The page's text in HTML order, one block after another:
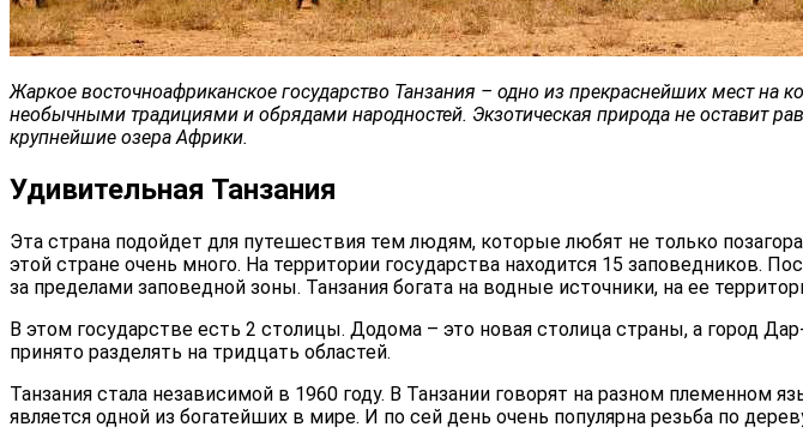
Жаркое восточноафриканское государство Танзания – одно из прекраснейших мест на
необычными традициями и обрядами народностей. Экзотическая природа не оставит
крупнейшие озера Африки.
Удивительная Танзания
Эта страна подойдет для путешествия тем людям, которые любят не только
этой стране очень много. На территории государства находится 15
за пределами заповедной зоны. Танзания богата на водные источники, на ее
В этом государстве есть 2 столицы. Додома – это новая столица страны, а город
принято разделять на тридцать областей.
Танзания стала независимой в 1960 году. В Танзании говорят на разном племенном
является одной из богатейших в мире. И по сей день очень популярна резьба по